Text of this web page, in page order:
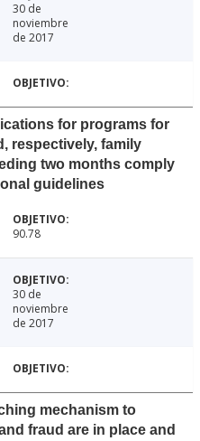
30 de
noviembre
de 2017
for programs for
respectively, family
two months comply
guidelines
90.78
30 de
noviembre
de 2017
mechanism to
fraud are in place and